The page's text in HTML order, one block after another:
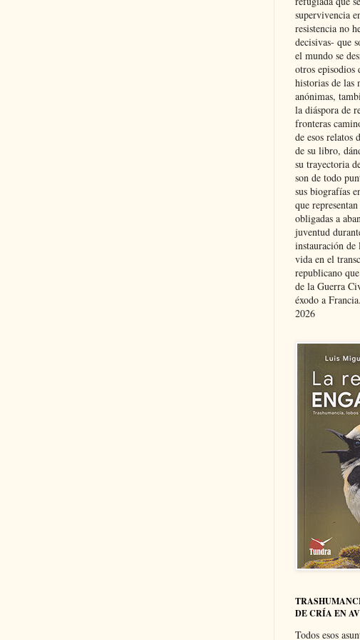
supervivencia
resistencia no
decisivas- que
el mundo se
otros episodios
historias de las
anónimas,
la diáspora de
fronteras
de esos relatos
de su libro,
su trayectoria
son de todo
sus biografías
que
obligadas a
juventud
instauración de
vida en el
republicano
de la Guerra
éxodo a
2026
DE CRÍA EN
Todos esos